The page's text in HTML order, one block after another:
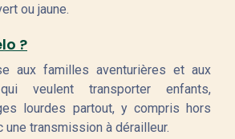
ou jaune.
?
aux familles aventurières et aux
veulent transporter enfants,
lourdes partout, y compris hors
transmission à dérailleur.